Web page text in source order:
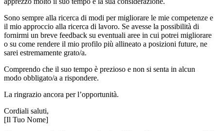
Sono sempre alla ricerca di modi per migliorare le mie competenze e
il mio approccio alla ricerca di lavoro. Se avesse la possibilità di
fornirmi un breve feedback su eventuali aree in cui potrei migliorare
o su come rendere il mio profilo più allineato a posizioni future, ne
sarei estremamente grato/a.
Comprendo che il suo tempo è prezioso e non si senta in alcun
modo obbligato/a a rispondere.
La ringrazio ancora per l’opportunità.
Cordiali saluti,
[Il Tuo Nome]